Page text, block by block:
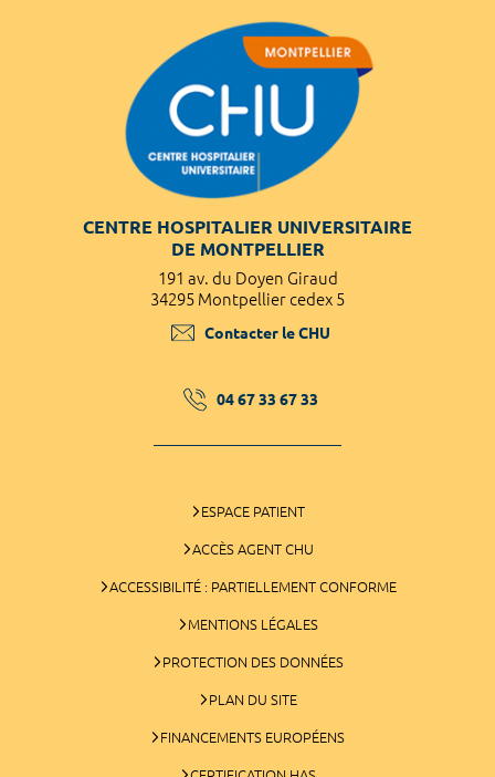
CENTRE HOSPITALIER UNIVERSITAIRE
DE MONTPELLIER
191 av. du Doyen Giraud
34295 Montpellier cedex 5
Contacter le CHU
04 67 33 67 33
ESPACE PATIENT
ACCÈS AGENT CHU
ACCESSIBILITÉ : PARTIELLEMENT CONFORME
MENTIONS LÉGALES
PROTECTION DES DONNÉES
PLAN DU SITE
FINANCEMENTS EUROPÉENS